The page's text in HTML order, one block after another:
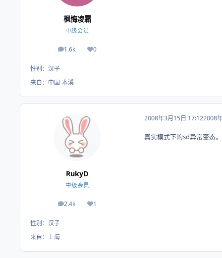
枫悔凌霜
中级会员
1.6k
帖子 0
荣誉积分
性别： 汉子
来自： 中国-本溪
RukyD
中级会员
2.4k
帖子 1
荣誉积分
性别： 汉子
来自： 上海
2008年3月15日 17:122008
真实模式下的sd异常变态